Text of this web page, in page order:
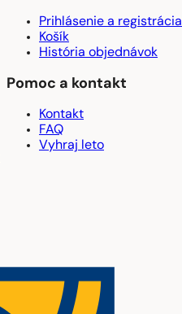
Prihlásenie a registrácia
Košík
História objednávok
Pomoc a kontakt
Kontakt
FAQ
Vyhraj leto